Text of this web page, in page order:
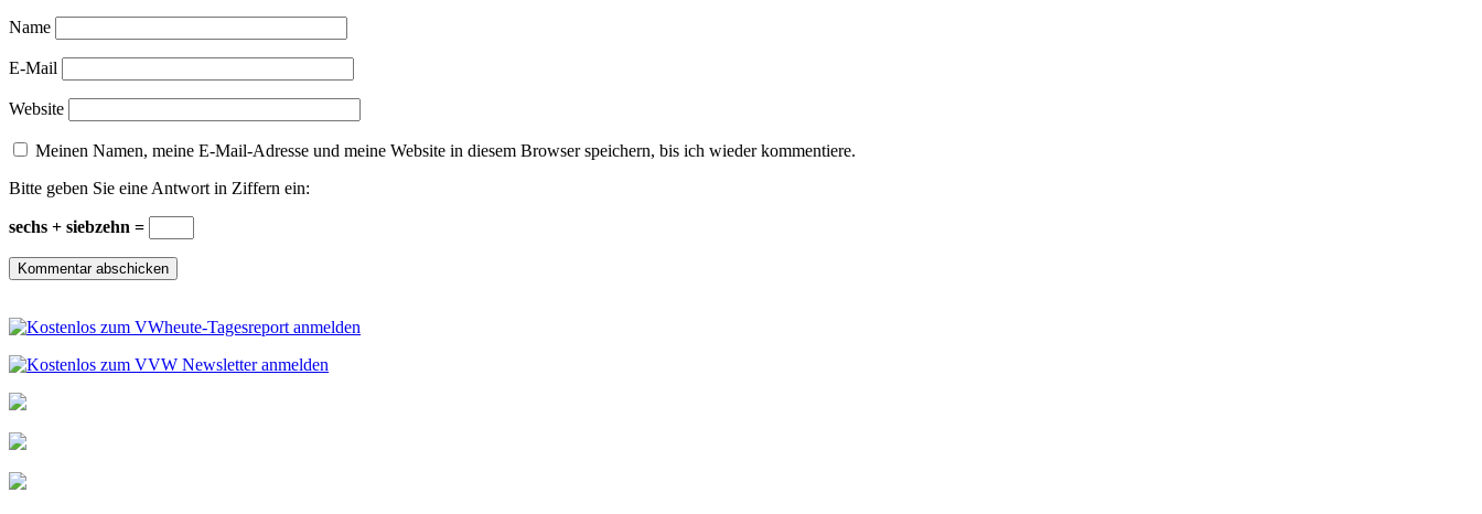
Name
E-Mail
Website
Meinen Namen, meine E-Mail-Adresse und meine Website in diesem Browser speichern, bis ich wieder kommentiere.
Bitte geben Sie eine Antwort in Ziffern ein:
sechs + siebzehn =